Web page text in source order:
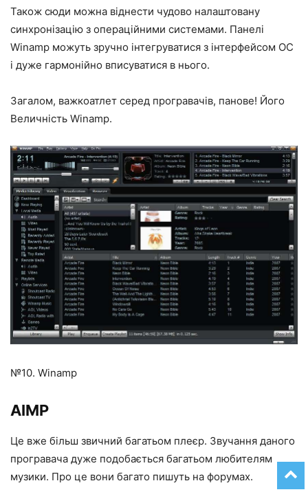
Також сюди можна віднести чудово налаштовану
синхронізацію з операційними системами. Панелі
Winamp можуть зручно інтегруватися з інтерфейсом ОС
і дуже гармонійно вписуватися в нього.
Загалом, важкоатлет серед програвачів, панове! Його
Величність Winamp.
№10. Winamp
AIMP
Це вже більш звичний багатьом плеєр. Звучання даного
програвача дуже подобається багатьом любителям
музики. Про це вони багато пишуть на форумах.